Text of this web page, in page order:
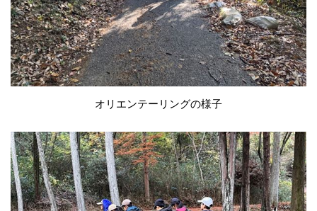
オリエンテーリングの様子